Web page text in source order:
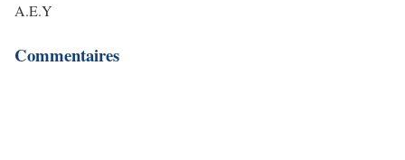
A.E.Y
Commentaires